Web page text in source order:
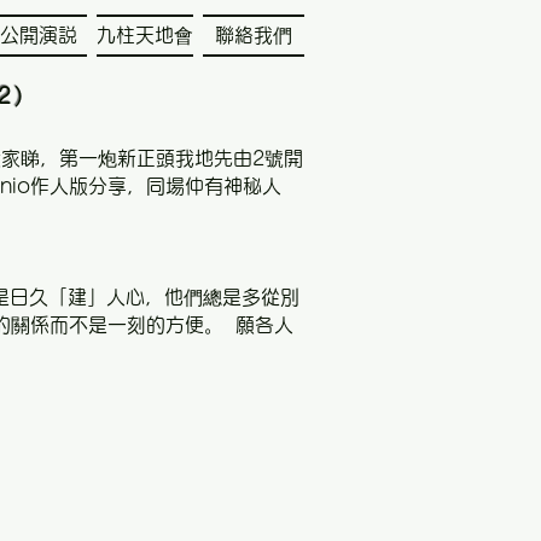
公開演説 九柱天地會 聯絡我們
睇，第一炮新正頭我地先由2號開
作人版分享，同場仲有神秘人
久「建」人心，他們總是多從別
關係而不是一刻的方便。 願各人